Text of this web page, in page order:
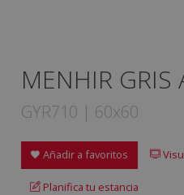
MENHIR
GYR710 | 60x60
Añadir a favoritos
Planifica tu estancia